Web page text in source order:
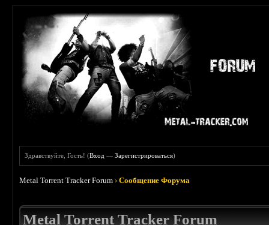
Здравствуйте, Гость! (Вход —Зарегистрироваться)
Metal Torrent Tracker Forum ›Сообщение Форума
Metal Torrent Tracker Forum